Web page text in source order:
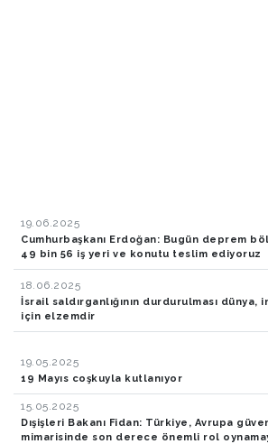
19.06.2025
Cumhurbaşkanı Erdoğan: Bugün deprem
49 bin 56 iş yeri ve konutu teslim ediyoruz
18.06.2025
İsrail saldırganlığının durdurulması dünya,
için elzemdir
19.05.2025
19 Mayıs coşkuyla kutlanıyor
15.05.2025
Dışişleri Bakanı Fidan: Türkiye, Avrupa
mimarisinde son derece önemli rol